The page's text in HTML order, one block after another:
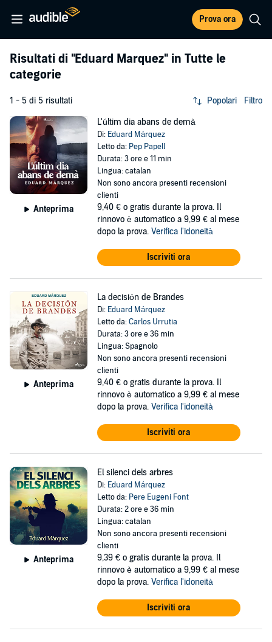
Prova ora
Risultati di "Eduard Marquez" in Tutte le
categorie
1 - 5 di 5 risultati Popolari Filtro
Anteprima
L'últim dia abans de demà
Di: Eduard Márquez
Letto da: Pep Papell
Durata: 3 ore e 11 min
Lingua: catalan
Non sono ancora presenti recensioni
clienti
9,40 € o gratis durante la prova. Il
rinnovo è automatico a 9,99 € al mese
dopo la prova. Verifica l'idoneità
Iscriviti ora
Anteprima
La decisión de Brandes
Di: Eduard Márquez
Letto da:Carlos Urrutia
Durata: 3 ore e 36 min
Lingua: Spagnolo
Non sono ancora presenti recensioni
clienti
9,40 € o gratis durante la prova. Il
rinnovo è automatico a 9,99 € al mese
dopo la prova. Verifica l'idoneità
Iscriviti ora
Anteprima
El silenci dels arbres
Di: Eduard Márquez
Letto da: Pere Eugeni Font
Durata: 2 ore e 36 min
Lingua: catalan
Non sono ancora presenti recensioni
clienti
9,39 € o gratis durante la prova. Il
rinnovo è automatico a 9,99 € al mese
dopo la prova. Verifica l'idoneità
Iscriviti ora